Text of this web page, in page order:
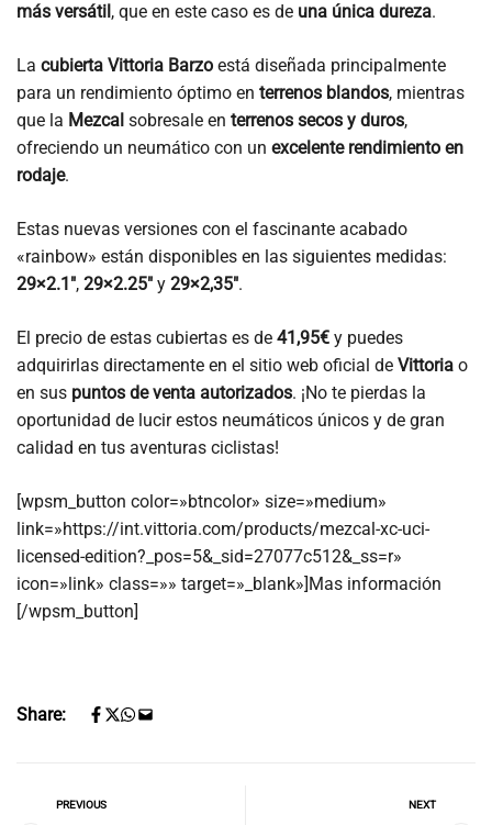
más versátil , que en este caso es de una única dureza.
La cubierta Vittoria Barzo está diseñada principalmente
para un rendimiento óptimo en terrenos blandos, mientras
que la Mezcal sobresale en terrenos secos y duros,
ofreciendo un neumático con un excelente rendimiento en
rodaje.
Estas nuevas versiones con el fascinante acabado
«rainbow» están disponibles en las siguientes medidas:
29×2.1″, 29×2.25″ y 29×2,35″.
El precio de estas cubiertas es de 41,95€ y puedes
adquirirlas directamente en el sitio web oficial de Vittoria o
en sus puntos de venta autorizados. ¡No te pierdas la
oportunidad de lucir estos neumáticos únicos y de gran
calidad en tus aventuras ciclistas!
[wpsm_button color=»btncolor» size=»medium»
link=»https://int.vittoria.com/products/mezcal-xc-uci-
licensed-edition?_pos=5&_sid=27077c512&_ss=r»
icon=»link» class=»» target=»_blank»]Mas información
[/wpsm_button]
Share:
PREVIOUS NEXT